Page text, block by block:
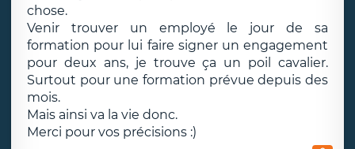
chose.
Venir trouver un employé le jour de sa
formation pour lui faire signer un engagement
pour deux ans, je trouve ça un poil cavalier.
Surtout pour une formation prévue depuis des
mois.
Mais ainsi va la vie donc.
Merci pour vos précisions :)